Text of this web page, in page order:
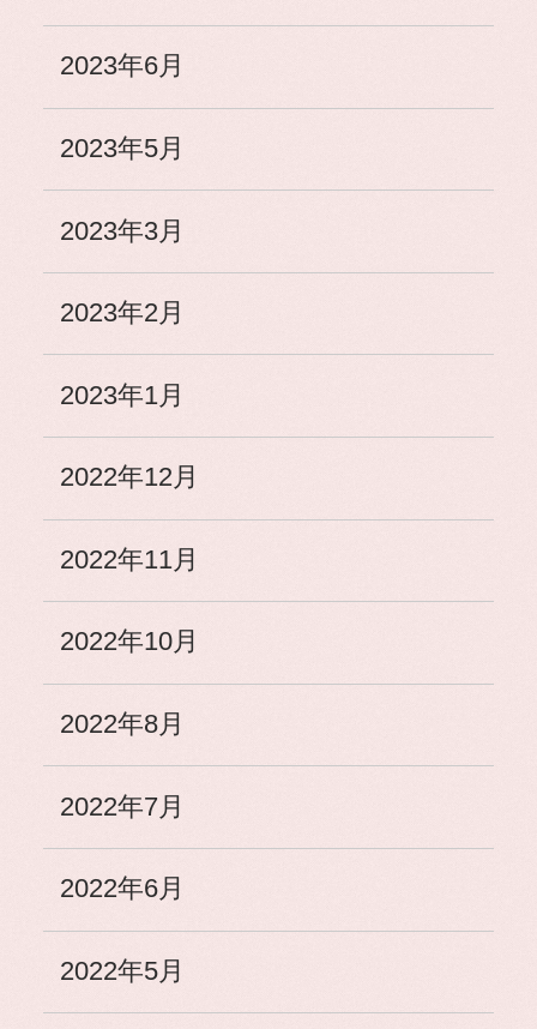
2023年6月
2023年5月
2023年3月
2023年2月
2023年1月
2022年12月
2022年11月
2022年10月
2022年8月
2022年7月
2022年6月
2022年5月